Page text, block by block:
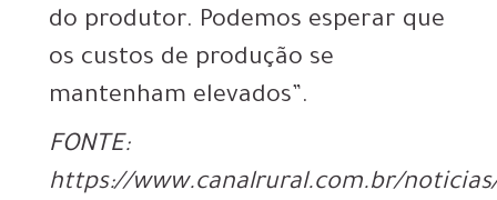
do produtor. Podemos esperar que
os custos de produção se
mantenham elevados”.
FONTE:
https://www.canalrural.com.br/